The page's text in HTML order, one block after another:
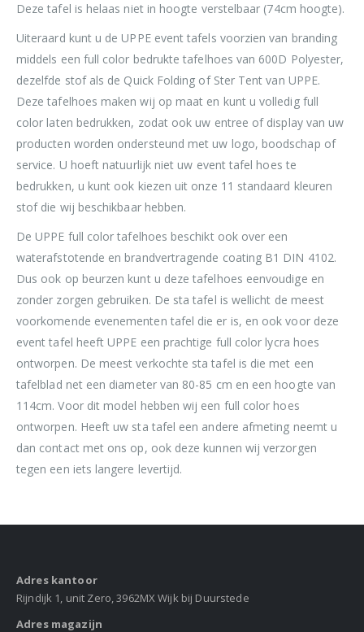
Deze tafel is helaas niet in hoogte verstelbaar (74cm hoogte).
Uiteraard kunt u de UPPE event tafels voorzien van branding
middels een full color bedrukte tafelhoes van 600D Polyester,
dezelfde stof als de Quick Folding of Ster Tent van UPPE.
Deze tafelhoes maken wij op maat en kunt u volledig full
color laten bedrukken, zodat ook uw entree of display van uw
producten worden ondersteund met uw logo, boodschap of
service. U hoeft natuurlijk niet uw event tafel hoes te
bedrukken, u kunt ook kiezen uit onze 11 standaard kleuren
stof die wij beschikbaar hebben.
De UPPE full color tafelhoes beschikt ook over een
waterafstotende en brandvertragende coating B1 DIN 4102.
Dus ook op beurzen kunt u deze tafelhoes eenvoudige en
zonder zorgen gebruiken. De sta tafel is wellicht de meest
voorkomende evenementen tafel die er is, en ook voor deze
event tafel heeft UPPE een prachtige full color lycra hoes
ontworpen. De meest verkochte sta tafel is die met een
tafelblad net een diameter van 80-85 cm en een hoogte van
114cm. Voor dit model hebben wij een full color hoes
ontworpen. Heeft uw sta tafel een andere afmeting neemt u
dan contact met ons op, ook deze kunnen wij verzorgen
tegen een iets langere levertijd.
Adres kantoor
Rijndijk 1, unit Zero, 3962MX Wijk bij Duurstede
Adres magazijn